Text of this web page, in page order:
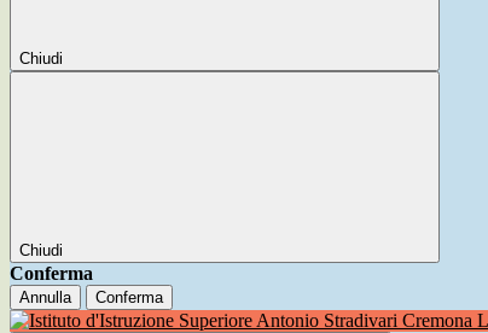
Chiudi
Chiudi
Conferma
Annulla Conferma